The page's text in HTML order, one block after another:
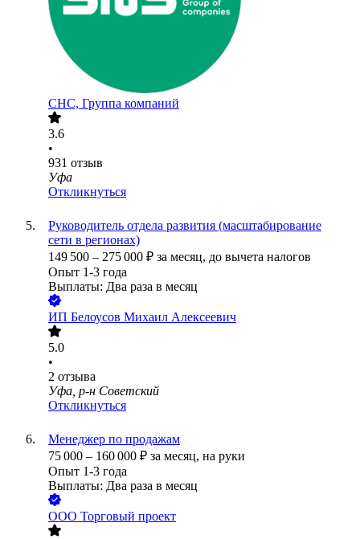
СНС, Группа компаний
3.6
•
931 отзыв
Уфа
Откликнуться
Руководитель отдела развития (масштабирование
сети в регионах)
149 500 – 275 000 ₽ за месяц, до вычета налогов
Опыт 1-3 года
Выплаты: Два раза в месяц
ИП Белоусов Михаил Алексеевич
5.0
•
2 отзыва
Уфа, р-н Советский
Откликнуться
Менеджер по продажам
75 000 – 160 000 ₽ за месяц, на руки
Опыт 1-3 года
Выплаты: Два раза в месяц
ООО Торговый проект